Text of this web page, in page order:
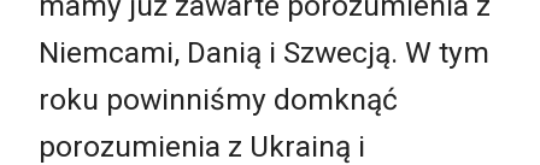
Niemcami, Danią i Szwecją. W tym
roku powinniśmy domknąć
porozumienia z Ukrainą i